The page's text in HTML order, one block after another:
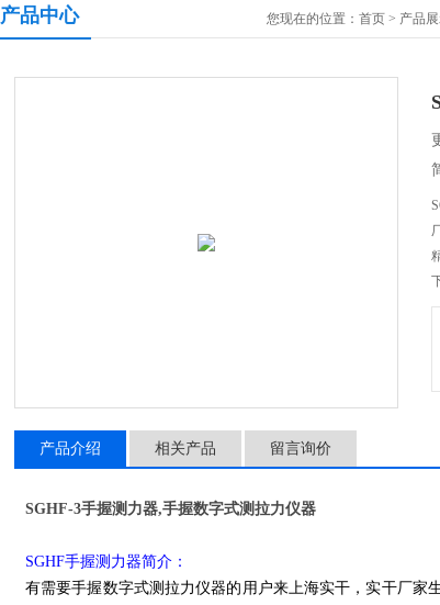
产品中心 您现在的位置： 首页 > 产品
产品介绍 相关产品 留言询价
SGHF-3手握测力器,手握数字式测拉力仪器
SGHF手握测力器简介：
有需要手握数字式测拉力仪器的用户来上海实干，实干厂家